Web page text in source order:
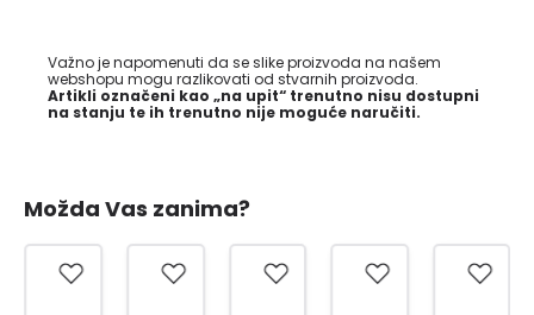
Važno je napomenuti da se slike proizvoda na našem
webshopu mogu razlikovati od stvarnih proizvoda.
Artikli označeni kao „na upit“ trenutno nisu dostupni
na stanju te ih trenutno nije moguće naručiti.
Možda Vas zanima?